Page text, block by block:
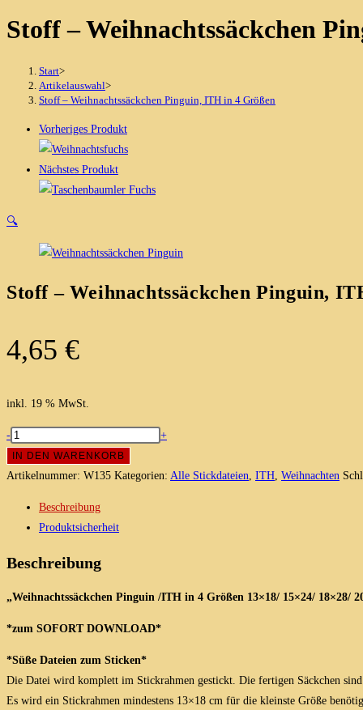
Pinguin,
Größen
Stoff – Weihnachtssäckchen
Start>
Artikelauswahl>
Stoff – Weihnachtssäckchen Pinguin, ITH in 4 Größen
Vorheriges Produkt
Nächstes Produkt
🔍
Stoff – Weihnachtssäckchen Pinguin,
4,65 €
inkl. 19 % MwSt.
Stoff
Weihnachtssäckchen
4
Menge
- +
IN DEN WARENKORB
Artikelnummer: W135 Kategorien: Alle Stickdateien ITH Weihnachten
Beschreibung
Produktsicherheit
Beschreibung
„Weihnachtssäckchen Pinguin /ITH in 4 Größen 13×18/ 15×24/ 18×28/
*zum SOFORT DOWNLOAD*
*Süße Dateien zum Sticken*
Die Datei wird komplett im Stickrahmen gestickt. Die fertigen Säckchen
Es wird ein Stickrahmen mindestens 13×18 cm für die kleinste Größe